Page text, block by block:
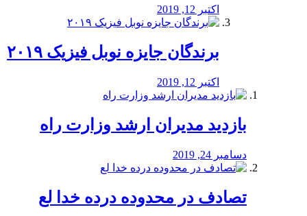
اکتبر 12, 2019
برندگان جایزه نوبل فیزیک ۲۰۱۹
اکتبر 12, 2019
بازدید مدیران ارشد وزارت راه
دسامبر 24, 2019
تصادف در محدوده درده خدا لع